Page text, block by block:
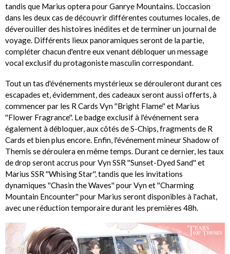
tandis que Marius optera pour Ganrye Mountains. L'occasion
dans les deux cas de découvrir différentes coutumes locales, de
déverouiller des histoires inédites et de terminer un journal de
voyage. Différents lieux panoramiques seront de la partie,
compléter chacun d'entre eux venant débloquer un message
vocal exclusif du protagoniste masculin correspondant.
Tout un tas d'événements mystérieux se dérouleront durant ces
escapades et, évidemment, des cadeaux seront aussi offerts, à
commencer par les R Cards Vyn ''Bright Flame'' et Marius
''Flower Fragrance''. Le badge exclusif à l'événement sera
également à débloquer, aux côtés de S-Chips, fragments de R
Cards et bien plus encore. Enfin, l'événement mineur Shadow of
Themis se déroulera en même temps. Durant ce dernier, les taux
de drop seront accrus pour Vyn SSR ''Sunset-Dyed Sand'' et
Marius SSR ''Whising Star'', tandis que les invitations
dynamiques ''Chasin the Waves'' pour Vyn et ''Charming
Mountain Encounter'' pour Marius seront disponibles à l'achat,
avec une réduction temporaire durant les premières 48h.